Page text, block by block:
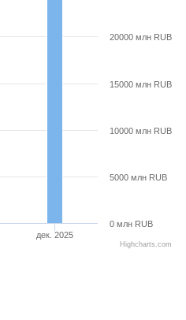
дек. 2025
0 млн RUB
5000 млн RUB
10000 млн RUB
15000 млн RUB
20000 млн RUB
Highcharts.com